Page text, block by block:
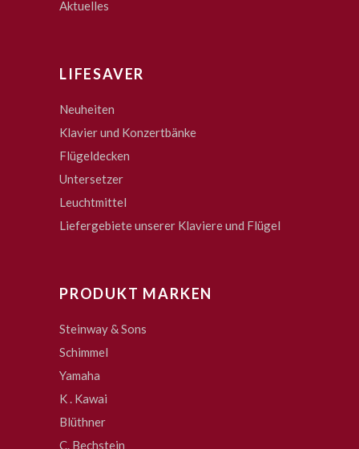
Aktuelles
LIFESAVER
Neuheiten
Klavier und Konzertbänke
Flügeldecken
Untersetzer
Leuchtmittel
Liefergebiete unserer Klaviere und Flügel
PRODUKT MARKEN
Steinway & Sons
Schimmel
Yamaha
K . Kawai
Blüthner
C. Bechstein